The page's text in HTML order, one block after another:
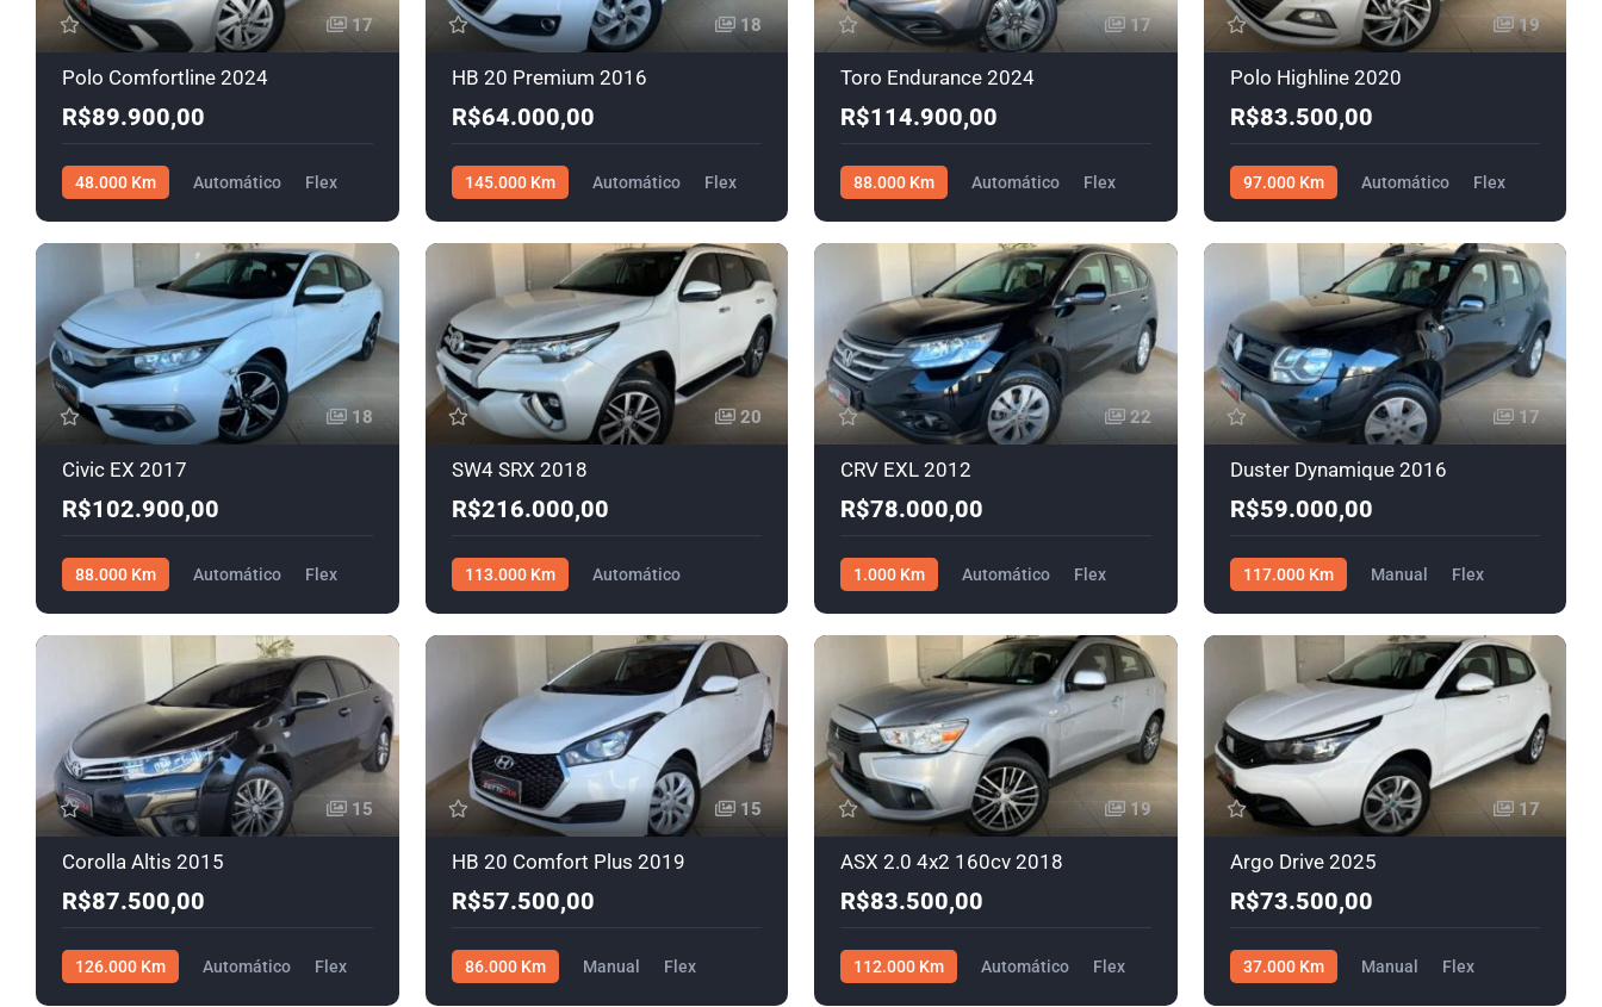
17
Polo Comfortline 2024
R$89.900,00
48.000 Km Automático
Flex
18
HB 20 Premium 2016
R$64.000,00
145.000 Km Automático
Flex
17
Toro Endurance 2024
R$114.900,00
88.000 Km Automático
Flex
19
Polo Highline 2020
R$83.500,00
97.000 Km Automático
Flex
18
Civic EX 2017
R$102.900,00
88.000 Km Automático
Flex
20
SW4 SRX 2018
R$216.000,00
113.000 Km
Automático
22
CRV EXL 2012
R$78.000,00
1.000 Km Automático
Flex
17
Duster Dynamique 2016
R$59.000,00
117.000 Km Manual
Flex
15
Corolla Altis 2015
R$87.500,00
126.000 Km Automático
Flex
15
HB 20 Comfort Plus 2019
R$57.500,00
86.000 Km Manual
Flex
19
ASX 2.0 4x2 160cv 2018
R$83.500,00
112.000 Km Automático
Flex
17
Argo Drive 2025
R$73.500,00
37.000 Km Manual
Flex